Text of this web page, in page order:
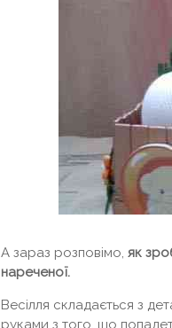
А зараз розповімо, як
нареченої.
Весілля складається з
руками з того, що